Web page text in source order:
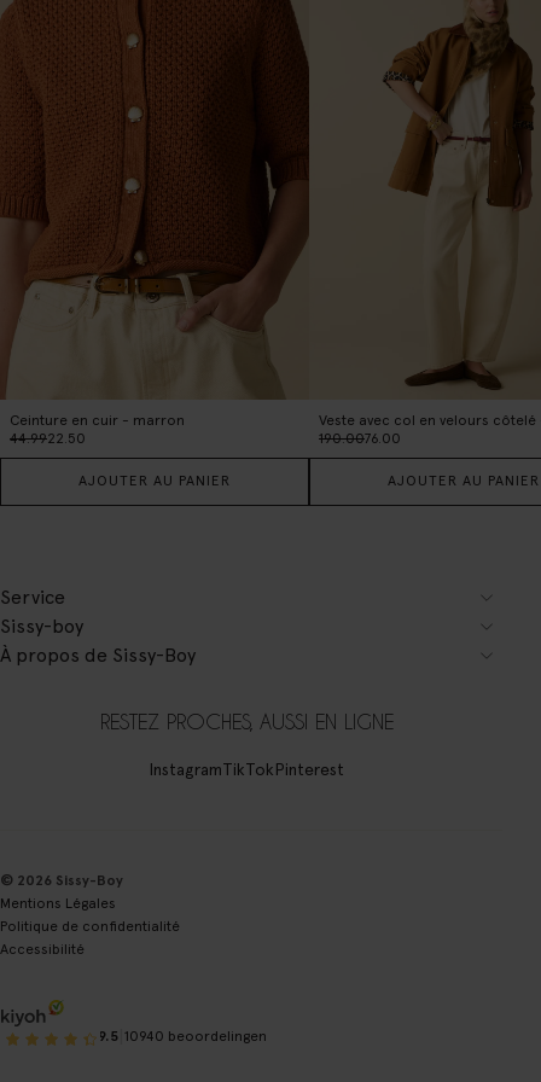
Ceinture en cuir - marron
44.9922.50
AJOUTER AU PANIER
Veste avec col en velours
190.0076.00
AJOUTER AU PANIER
Service
Sissy-boy
À propos de Sissy-Boy
RESTEZ PROCHES, AUSSI EN LIGNE
InstagramTikTokPinterest
© 2026 Sissy-Boy
Mentions Légales
Politique de confidentialité
Accessibilité
9.5 10940 beoordelingen